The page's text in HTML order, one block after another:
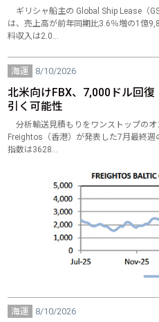
ギリシャ船主の Global Ship Lease（
は、売上高が前年同期比3.6％増の1億
料収入は2.0…
海運 8/10/2026
北米向けFBX、7,000ドル回
引く可能性
分析輸送見積もりをワンストップの
Freightos（香港）が発表した7月最終
指数は3628…
海運 8/10/2026